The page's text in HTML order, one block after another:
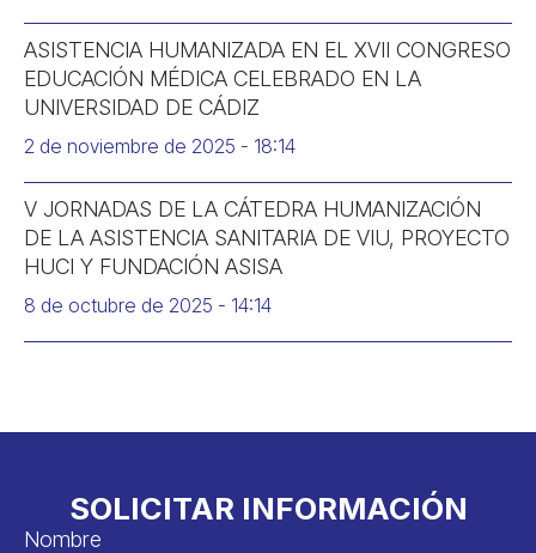
ASISTENCIA HUMANIZADA EN EL XVII CONGRESO
EDUCACIÓN MÉDICA CELEBRADO EN LA
UNIVERSIDAD DE CÁDIZ
2 de noviembre de 2025 18:14
V JORNADAS DE LA CÁTEDRA HUMANIZACIÓN
DE LA ASISTENCIA SANITARIA DE VIU, PROYECTO
HUCI Y FUNDACIÓN ASISA
8 de octubre de 2025 14:14
SOLICITAR INFORMACIÓN
Nombre